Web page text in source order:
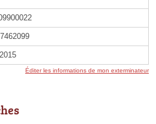
Éditer les informations de mon exterminateur